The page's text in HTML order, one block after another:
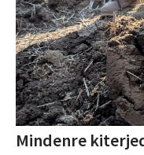
Mindenre